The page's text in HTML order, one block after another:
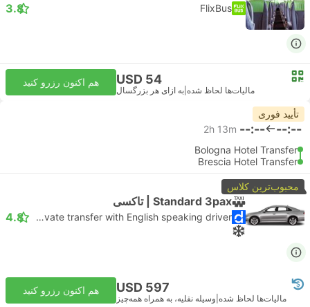
FlixBus
3.8
USD 54
مالیات‌ها لحاظ شده به ازای هر بزرگسال
هم اکنون رزرو کنید
تأیید فوری
--:--
--:--
2h 13m
Bologna Hotel Transfer
Brescia Hotel Transfer
محبوب‌ترین کلاس
Standard 3pax | تاکسی
Daytrip private transfer with English speaking driver
4.8
USD 597
مالیات‌ها لحاظ شده وسیله نقلیه، به همراه همه‌چیز
هم اکنون رزرو کنید